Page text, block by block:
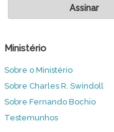
Ministério
Sobre o Ministério
Sobre Charles R. Swindoll
Sobre Fernando Bochio
Testemunhos